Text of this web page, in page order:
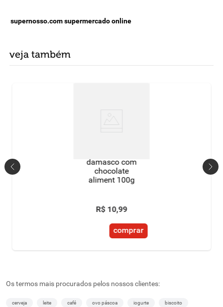
supernosso.com supermercado online
veja também
damasco com
chocolate
aliment 100g
R$ 10,99
comprar
Os termos mais procurados pelos nossos clientes:
cerveja leite café ovo páscoa iogurte biscoito